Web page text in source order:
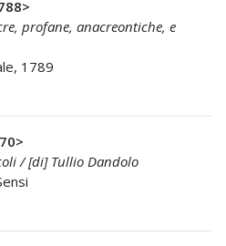
profane, anacreontiche, e
1789
/ [di] Tullio Dandolo